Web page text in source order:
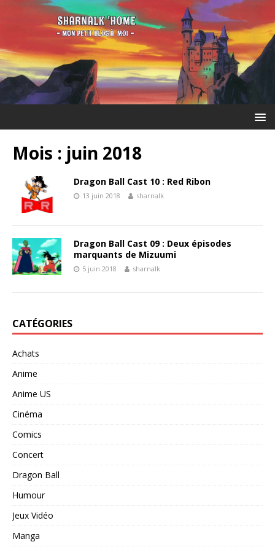
Mois : juin 2018
Dragon Ball Cast 10 : Red Ribon
13 juin 2018 sharnalk
Dragon Ball Cast 09 : Deux épisodes
marquants de Mizuumi
5 juin 2018 sharnalk
CATÉGORIES
Achats
Anime
Anime US
Cinéma
Comics
Concert
Dragon Ball
Humour
Jeux Vidéo
Manga